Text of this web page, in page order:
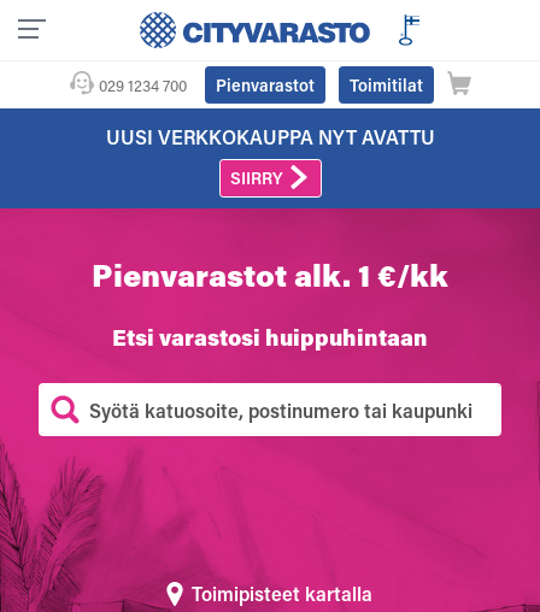
029 1234 700 Pienvarastot Toimitilat
UUSI VERKKOKAUPPA NYT AVATTU
SIIRRY
Pienvarastot alk. 1 €/kk
Etsi varastosi huippuhintaan
Toimipisteet kartalla